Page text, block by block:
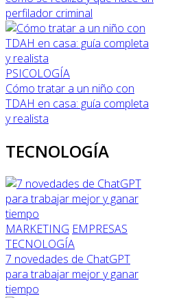
perfilador criminal
PSICOLOGÍA
Cómo tratar a un niño con
TDAH en casa: guía completa
y realista
TECNOLOGÍA
MARKETING EMPRESAS
TECNOLOGÍA
7 novedades de ChatGPT
para trabajar mejor y ganar
tiempo